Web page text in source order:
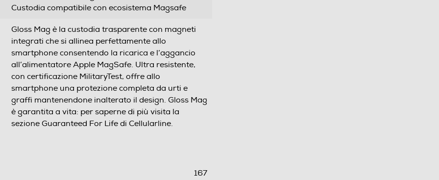
Custodia compatibile con ecosistema Magsafe
Gloss Mag è la custodia trasparente con magneti
integrati che si allinea perfettamente allo
smartphone consentendo la ricarica e l’aggancio
all’alimentatore Apple MagSafe. Ultra resistente,
con certificazione MilitaryTest, offre allo
smartphone una protezione completa da urti e
graffi mantenendone inalterato il design. Gloss Mag
è garantita a vita: per saperne di più visita la
sezione Guaranteed For Life di Cellularline.
167